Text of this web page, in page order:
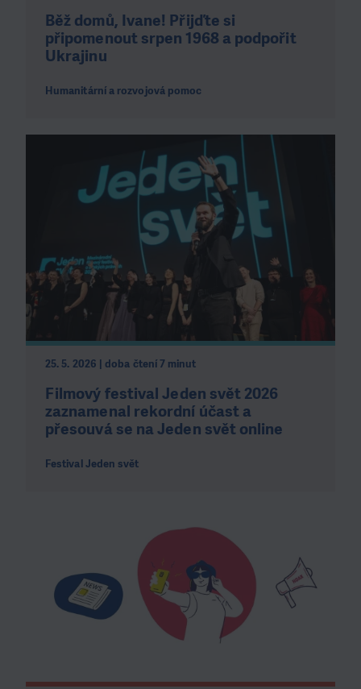
Běž domů, Ivane! Přijďte si
připomenout srpen 1968 a podpořit
Ukrajinu
Humanitární a rozvojová pomoc
25. 5. 2026 | doba čtení 7 minut
Filmový festival Jeden svět 2026
zaznamenal rekordní účast a
přesouvá se na Jeden svět online
Festival Jeden svět